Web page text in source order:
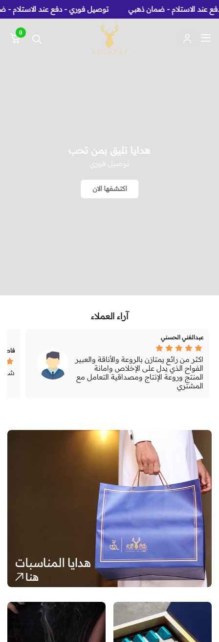
الاستلام - ضمان ذهبي توصيل فوري - دفع عند الاستلام - ضمان
عاج الغزال:
0
هدايا تليق بمن تحب
توصيل فوري
اكتشفها الان
آراء العملاء
عبدالغني الحسني
اكثر من رائع يمتازن بالروعة والأناقة والعبير
الفواح الذي يدل على الإخلاص وامانة
المنتج وروعة الإنتاج ومصداقية التعامل مع
المشتري
شي